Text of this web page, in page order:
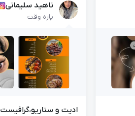
ناهید سلیمانی
پاره وقت
ادیت و سناریو،گرافیست